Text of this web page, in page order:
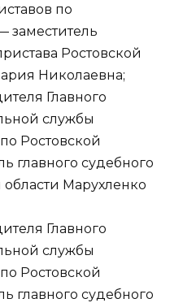
по
заместитель
Ростовской
Николаевна;
Главного
службы
Ростовской
главного судебного
области Марухленко
Главного
службы
Ростовской
главного судебного